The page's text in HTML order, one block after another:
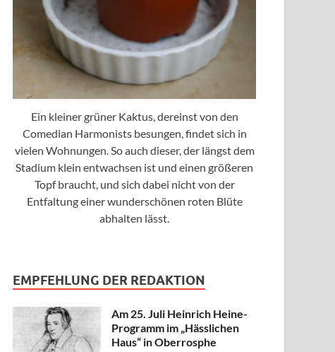
Ein kleiner grüner Kaktus, dereinst von den
Comedian Harmonists besungen, findet sich in
vielen Wohnungen. So auch dieser, der längst dem
Stadium klein entwachsen ist und einen größeren
Topf braucht, und sich dabei nicht von der
Entfaltung einer wunderschönen roten Blüte
abhalten lässt.
EMPFEHLUNG DER REDAKTION
Am 25. Juli Heinrich Heine-
Programm im „Hässlichen
Haus“ in Oberrosphe